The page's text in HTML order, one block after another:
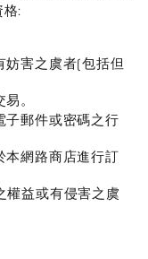
:
妨害之虞者(包括但
。
子郵件或密碼之行
本網路商店進行訂
權益或有侵害之虞